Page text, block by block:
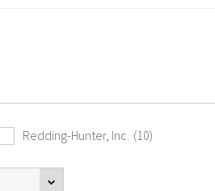
Redding-Hunter, Inc. (10)